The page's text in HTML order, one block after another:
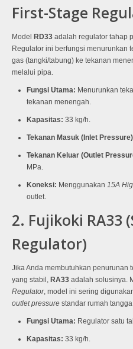
First-Stage
Model RD33 adalah regulator tahap
Regulator ini berfungsi menurunkan
gas (tangki/tabung) ke tekanan
melalui pipa.
Fungsi Utama: Menurunkan
tekanan menengah.
Kapasitas: 33 kg/h.
Tekanan Masuk (Inlet
Tekanan Keluar (Outlet
MPa.
Koneksi: Menggunakan 15A
outlet.
2. Fujikoki RA33
Regulator)
Jika Anda membutuhkan penurunan
yang stabil, RA33 adalah solusinya.
Regulator, model ini sering
outlet pressure standar rumah
Fungsi Utama: Regulator satu
Kapasitas: 33 kg/h.